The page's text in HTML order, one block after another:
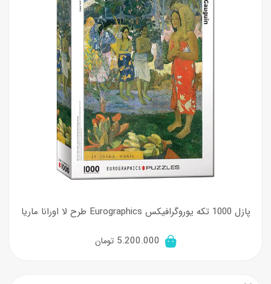
پازل 1000 تکه یوروگرافیکس Eurographics طرح لا اورانا ماریا
5.200.000 تومان